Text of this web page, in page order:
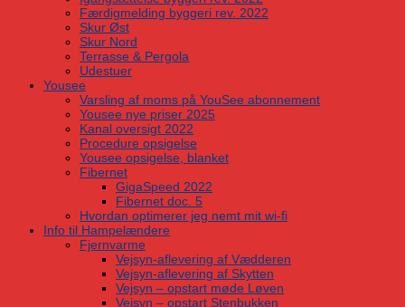
Færdigmelding byggeri rev. 2022
Skur Øst
Skur Nord
Terrasse & Pergola
Udestuer
Yousee
Varsling af moms på YouSee abonnement
Yousee nye priser 2025
Kanal oversigt 2022
Procedure opsigelse
Yousee opsigelse, blanket
Fibernet
GigaSpeed 2022
Fibernet doc. 5
Hvordan optimerer jeg nemt mit wi-fi
Info til Hampelændere
Fjernvarme
Vejsyn-aflevering af Vædderen
Vejsyn-aflevering af Skytten
Vejsyn – opstart møde Løven
Vejsyn – opstart Stenbukken